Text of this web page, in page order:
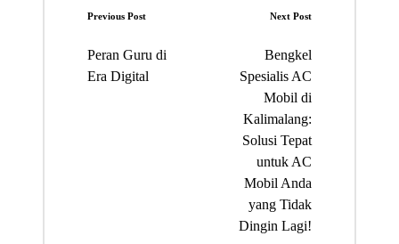
Post
navigation
Previous Post
Peran Guru di
Era Digital
Next Post
Bengkel
Spesialis AC
Mobil di
Kalimalang:
Solusi Tepat
untuk AC
Mobil Anda
yang Tidak
Dingin Lagi!